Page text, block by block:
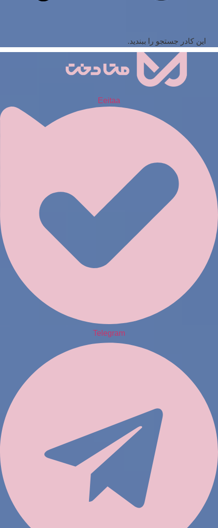
این کادر جستجو را ببندید.
Eeitaa
Telegram